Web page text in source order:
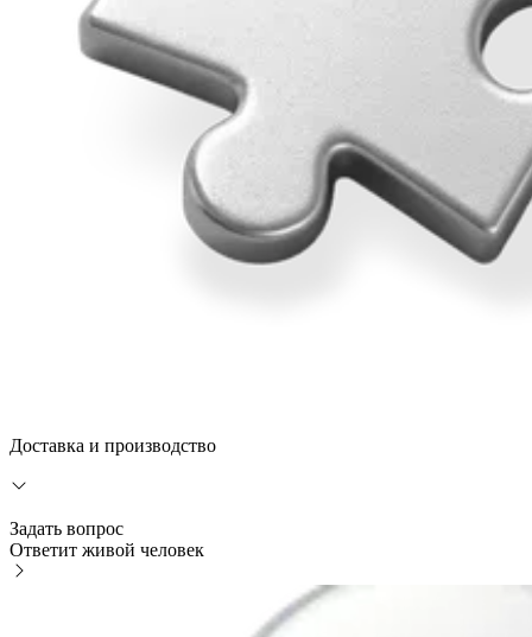
Доставка и производство
Задать вопрос
Ответит живой человек